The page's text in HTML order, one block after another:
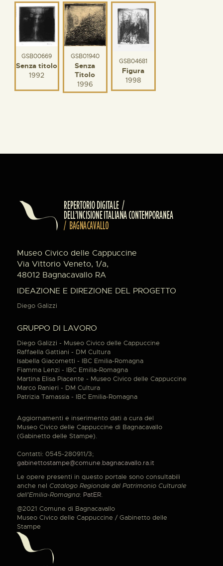
GSB00669
Senza titolo
1992
GSB01940
Senza
Titolo
1996
GSB04681
Figura
1998
Museo Civico delle Cappuccine
Via Vittorio Veneto, 1/a,
48012 Bagnacavallo RA
IDEAZIONE E DIREZIONE DEL PROGETTO
Diego Galizzi
GRUPPO DI LAVORO
Diego Galizzi - Museo Civico delle Cappuccine
Raffaella Gattiani - DM Cultura
Isabella Giacometti - IBC Emilia-Romagna
Fiamma Lenzi - IBC Emilia-Romagna
Martina Elisa Piacente - Museo Civico delle Cappuccine
Marco Ranieri - DM Cultura
Patrizia Tamassia - IBC Emilia-Romagna
Aggiornamenti e inserimento dati a cura del
Museo Civico delle Cappuccine di Bagnacavallo
(Gabinetto delle Stampe).
Contatti: 0545-280911/3;
gabinettostampe@comune.bagnacavallo.ra.it
Le opere presenti in questo portale sono consultabili
anche nel Catalogo Regionale del Patrimonio Culturale
dell'Emilia-Romagna: PatER.
@2021 Comune di Bagnacavallo
Museo Civico delle Cappuccine / Gabinetto delle
Stampe